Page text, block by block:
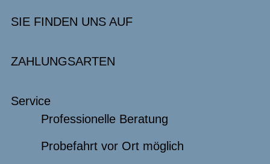
SIE FINDEN UNS AUF
ZAHLUNGSARTEN
Service
Professionelle Beratung
Probefahrt vor Ort möglich